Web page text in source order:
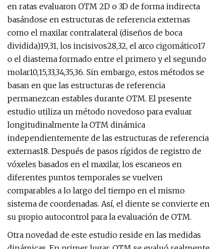
en ratas evaluaron OTM 2D o 3D de forma indirecta
basándose en estructuras de referencia externas
como el maxilar contralateral (diseños de boca
dividida)19,31, los incisivos28,32, el arco cigomático17
o el diastema formado entre el primero y el segundo
molar10,15,33,34,35,36. Sin embargo, estos métodos se
basan en que las estructuras de referencia
permanezcan estables durante OTM. El presente
estudio utiliza un método novedoso para evaluar
longitudinalmente la OTM dinámica
independientemente de las estructuras de referencia
externas18. Después de pasos rígidos de registro de
vóxeles basados ​​en el maxilar, los escaneos en
diferentes puntos temporales se vuelven
comparables a lo largo del tiempo en el mismo
sistema de coordenadas. Así, el diente se convierte en
su propio autocontrol para la evaluación de OTM.
Otra novedad de este estudio reside en las medidas